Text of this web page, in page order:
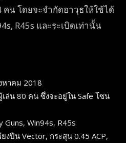
คน โดยจะจำกัดอาวุธให้ใช้ได้
R45s และระเบิดเท่านั้น
หาคม 2018
ล่น 80 คน ซึ่งจะอยู่ใน Safe โซน
Guns, Win94s, R45s
งปืน Vector, กระสุน 0.45 ACP,